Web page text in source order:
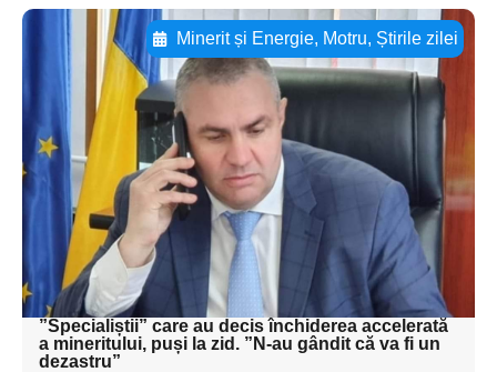
Minerit și Energie, Motru, Știrile zilei
Adaugă aici textul pentru
subtitluAdaugă aici
textul pentru
subtitluAdaugă aici
textul pentru
subtitluAdaugă aici
textul pentru subti
”Specialiștii” care au decis închiderea accelerată
a mineritului, puși la zid. ”N-au gândit că va fi un
dezastru”